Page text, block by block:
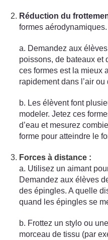
Réduction du
formes aérodynamiques.
a. Demandez aux
poissons, de bateaux et
ces formes est la mieux
rapidement dans l’air ou
b. Les élèvent font
modeler. Jetez ces
d’eau et mesurez
forme pour atteindre le
Forces à distance :
a. Utilisez un aimant
Demandez aux élèves
des épingles. A quelle
quand les épingles se
b. Frottez un stylo ou
morceau de tissu (par